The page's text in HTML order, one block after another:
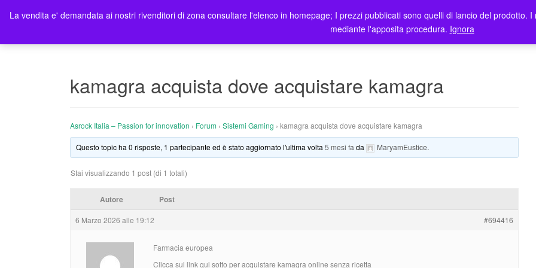
Home Prodotti Blog Registrazione Utenti Elenco
kamagra acquista dove acquistare kamagra
Asrock Italia – Passion for innovation › Forum › Sistemi Gaming › kamagra acquista dove acquistare kamagra
Questo topic ha 0 risposte, 1 partecipante ed è stato aggiornato l'ultima volta5 mesi fa da MaryamEustice.
Stai visualizzando 1 post (di 1 totali)
Autore Post
6 Marzo 2026 alle 19:12 #694416
Farmacia europea
Clicca sul link qui sotto per acquistare kamagra online senza ricetta
La vendita e' demandata ai nostri rivenditori di zona consultare l'elenco in homepage; I prezzi pubblicati sono quelli di lancio del prodotto.
mediante l'apposita procedura. Ignora